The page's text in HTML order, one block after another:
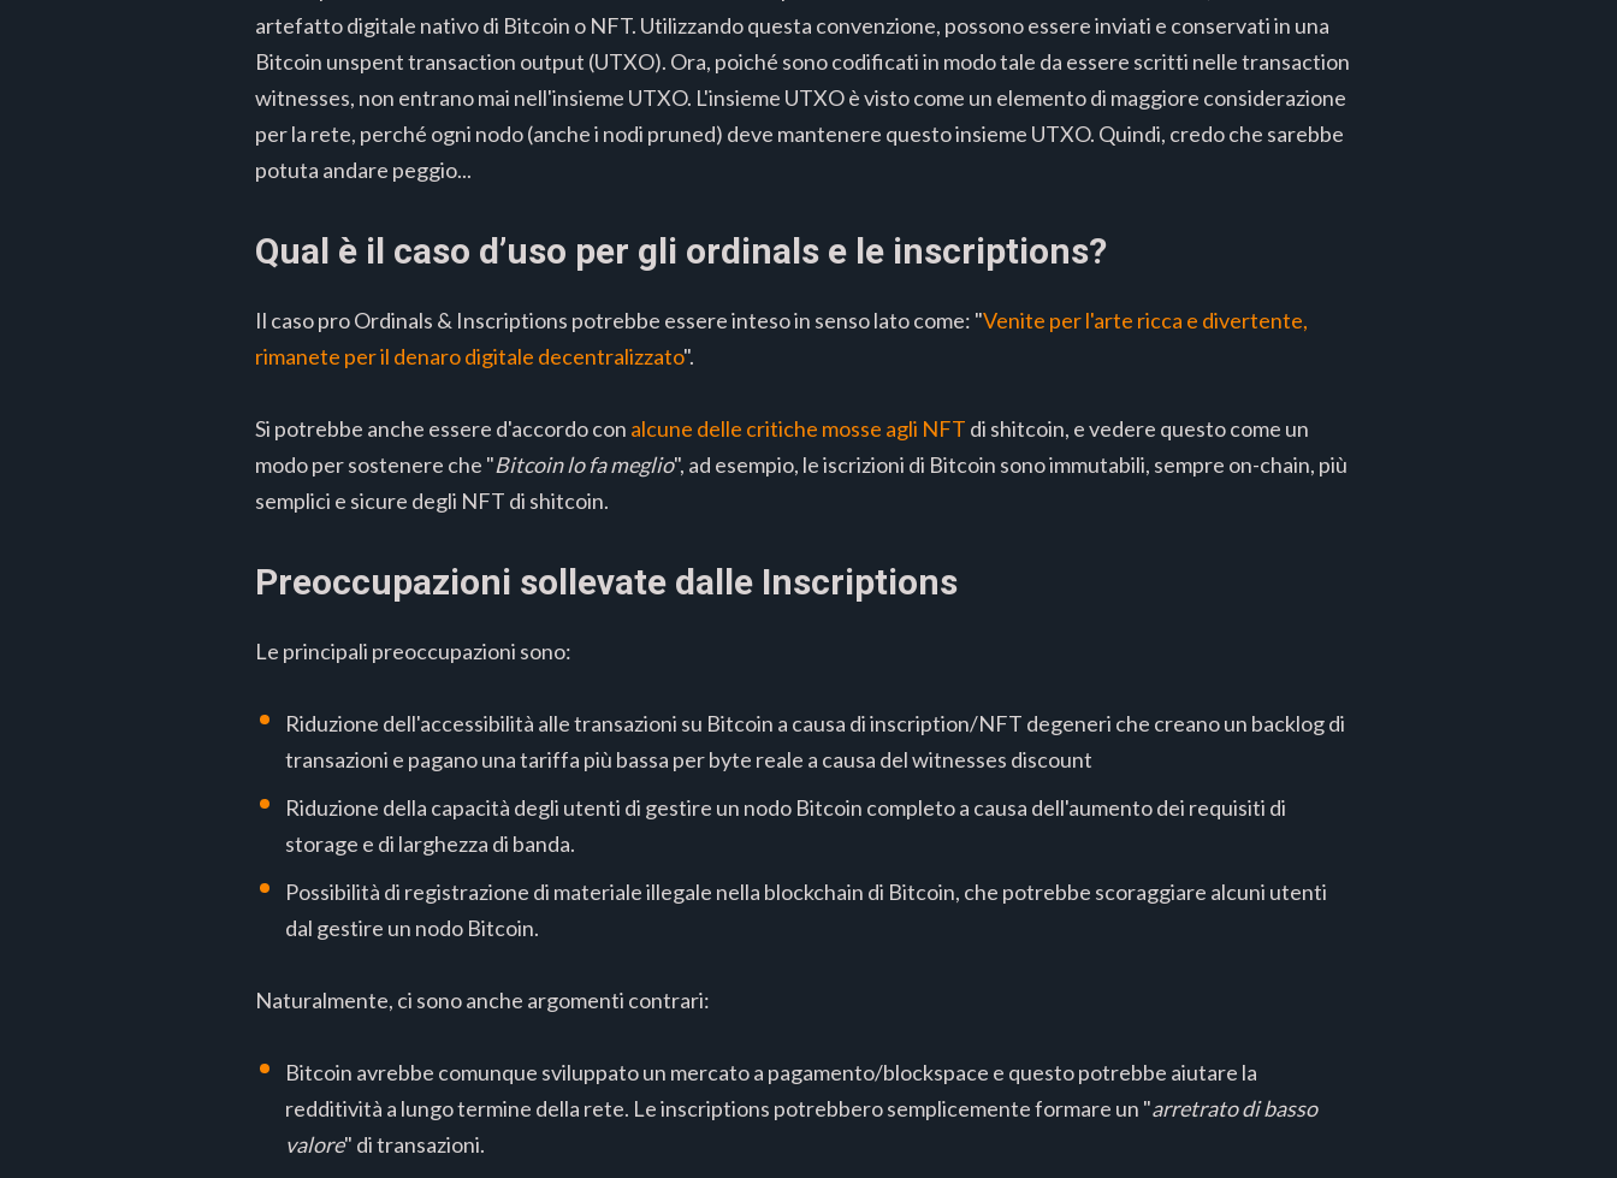
artefatto digitale nativo di Bitcoin o NFT. Utilizzando questa convenzione, possono essere inviati e conservati in una
Bitcoin unspent transaction output (UTXO). Ora, poiché sono codificati in modo tale da essere scritti nelle transaction
witnesses, non entrano mai nell'insieme UTXO. L'insieme UTXO è visto come un elemento di maggiore considerazione
per la rete, perché ogni nodo (anche i nodi pruned) deve mantenere questo insieme UTXO. Quindi, credo che sarebbe
potuta andare peggio...
Qual è il caso d’uso per gli ordinals e le inscriptions?
Il caso pro Ordinals & Inscriptions potrebbe essere inteso in senso lato come: "Venite per l'arte ricca e divertente,
rimanete per il denaro digitale decentralizzato".
Si potrebbe anche essere d'accordo con alcune delle critiche mosse agli NFT di shitcoin, e vedere questo come un
modo per sostenere che "Bitcoin lo fa meglio", ad esempio, le iscrizioni di Bitcoin sono immutabili, sempre on-chain, più
semplici e sicure degli NFT di shitcoin.
Preoccupazioni sollevate dalle Inscriptions
Le principali preoccupazioni sono:
Riduzione dell'accessibilità alle transazioni su Bitcoin a causa di inscription/NFT degeneri che creano un backlog di
transazioni e pagano una tariffa più bassa per byte reale a causa del witnesses discount
Riduzione della capacità degli utenti di gestire un nodo Bitcoin completo a causa dell'aumento dei requisiti di
storage e di larghezza di banda.
Possibilità di registrazione di materiale illegale nella blockchain di Bitcoin, che potrebbe scoraggiare alcuni utenti
dal gestire un nodo Bitcoin.
Naturalmente, ci sono anche argomenti contrari:
Bitcoin avrebbe comunque sviluppato un mercato a pagamento/blockspace e questo potrebbe aiutare la
redditività a lungo termine della rete. Le inscriptions potrebbero semplicemente formare un "arretrato di basso
valore" di transazioni.